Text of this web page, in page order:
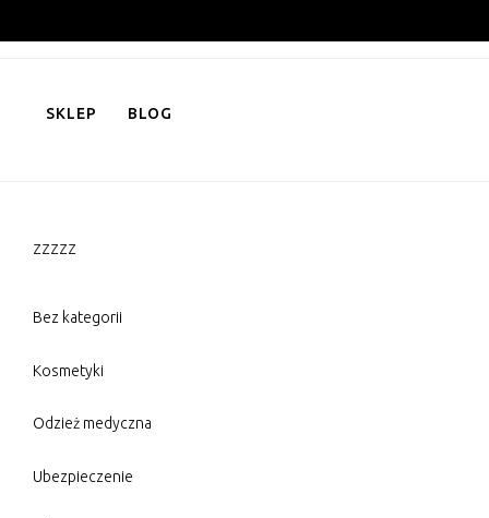
to
SKLEP BLOG
zzzzz
Bez kategorii
Kosmetyki
Odzież medyczna
Ubezpieczenie